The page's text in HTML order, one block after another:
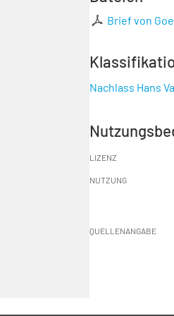
Brief von
Nachlass Hans
LIZENZ
NUTZUNG
QUELLENANGABE